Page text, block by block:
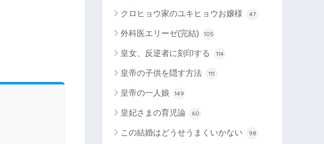
クロヒョウ家のユキヒョウお嬢様 47
外科医エリーゼ(完結) 105
皇女、反逆者に刻印する 114
皇帝の子供を隠す方法 111
皇帝の一人娘 149
皇妃さまの育児論 60
この結婚はどうせうまくいかない 98